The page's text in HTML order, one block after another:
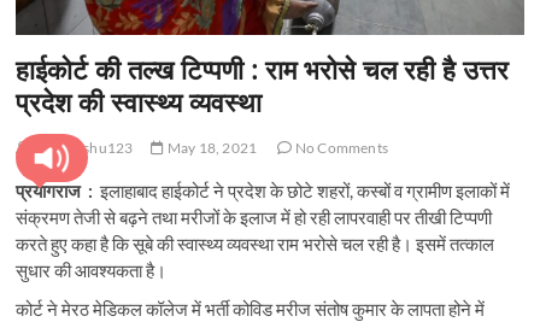
हाईकोर्ट की तल्ख टिप्पणी : राम भरोसे चल रही है उत्तर
प्रदेश की स्वास्थ्य व्यवस्था
pratyanshu123 May 18, 2021 No Comments
प्रयागराज : इलाहाबाद हाईकोर्ट ने प्रदेश के छोटे शहरों, कस्बों व ग्रामीण इलाकों में
संक्रमण तेजी से बढ़ने तथा मरीजों के इलाज में हो रही लापरवाही पर तीखी टिप्पणी
करते हुए कहा है कि सूबे की स्वास्थ्य व्यवस्था राम भरोसे चल रही है। इसमें तत्काल
सुधार की आवश्यकता है।
कोर्ट ने मेरठ मेडिकल कॉलेज में भर्ती कोविड मरीज संतोष कुमार के लापता होने में